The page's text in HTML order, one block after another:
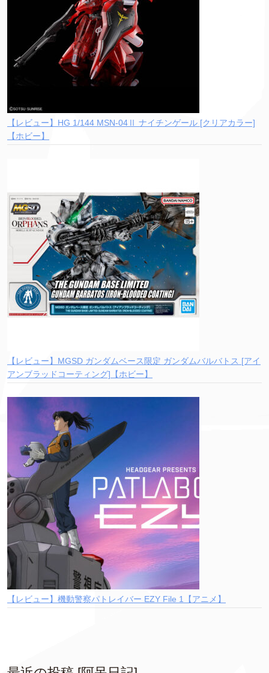
【レビュー】HG 1/144 MSN-04Ⅱ ナイチンゲール [クリアカラー]
【ホビー】
【レビュー】MGSD ガンダムベース限定 ガンダムバルバトス [アイ
アンブラッドコーティング]【ホビー】
【レビュー】機動警察パトレイバー EZY File 1【アニメ】